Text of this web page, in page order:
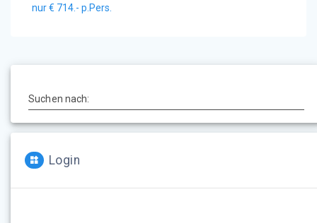
nur € 714.- p.Pers.
Suchen nach:
Login